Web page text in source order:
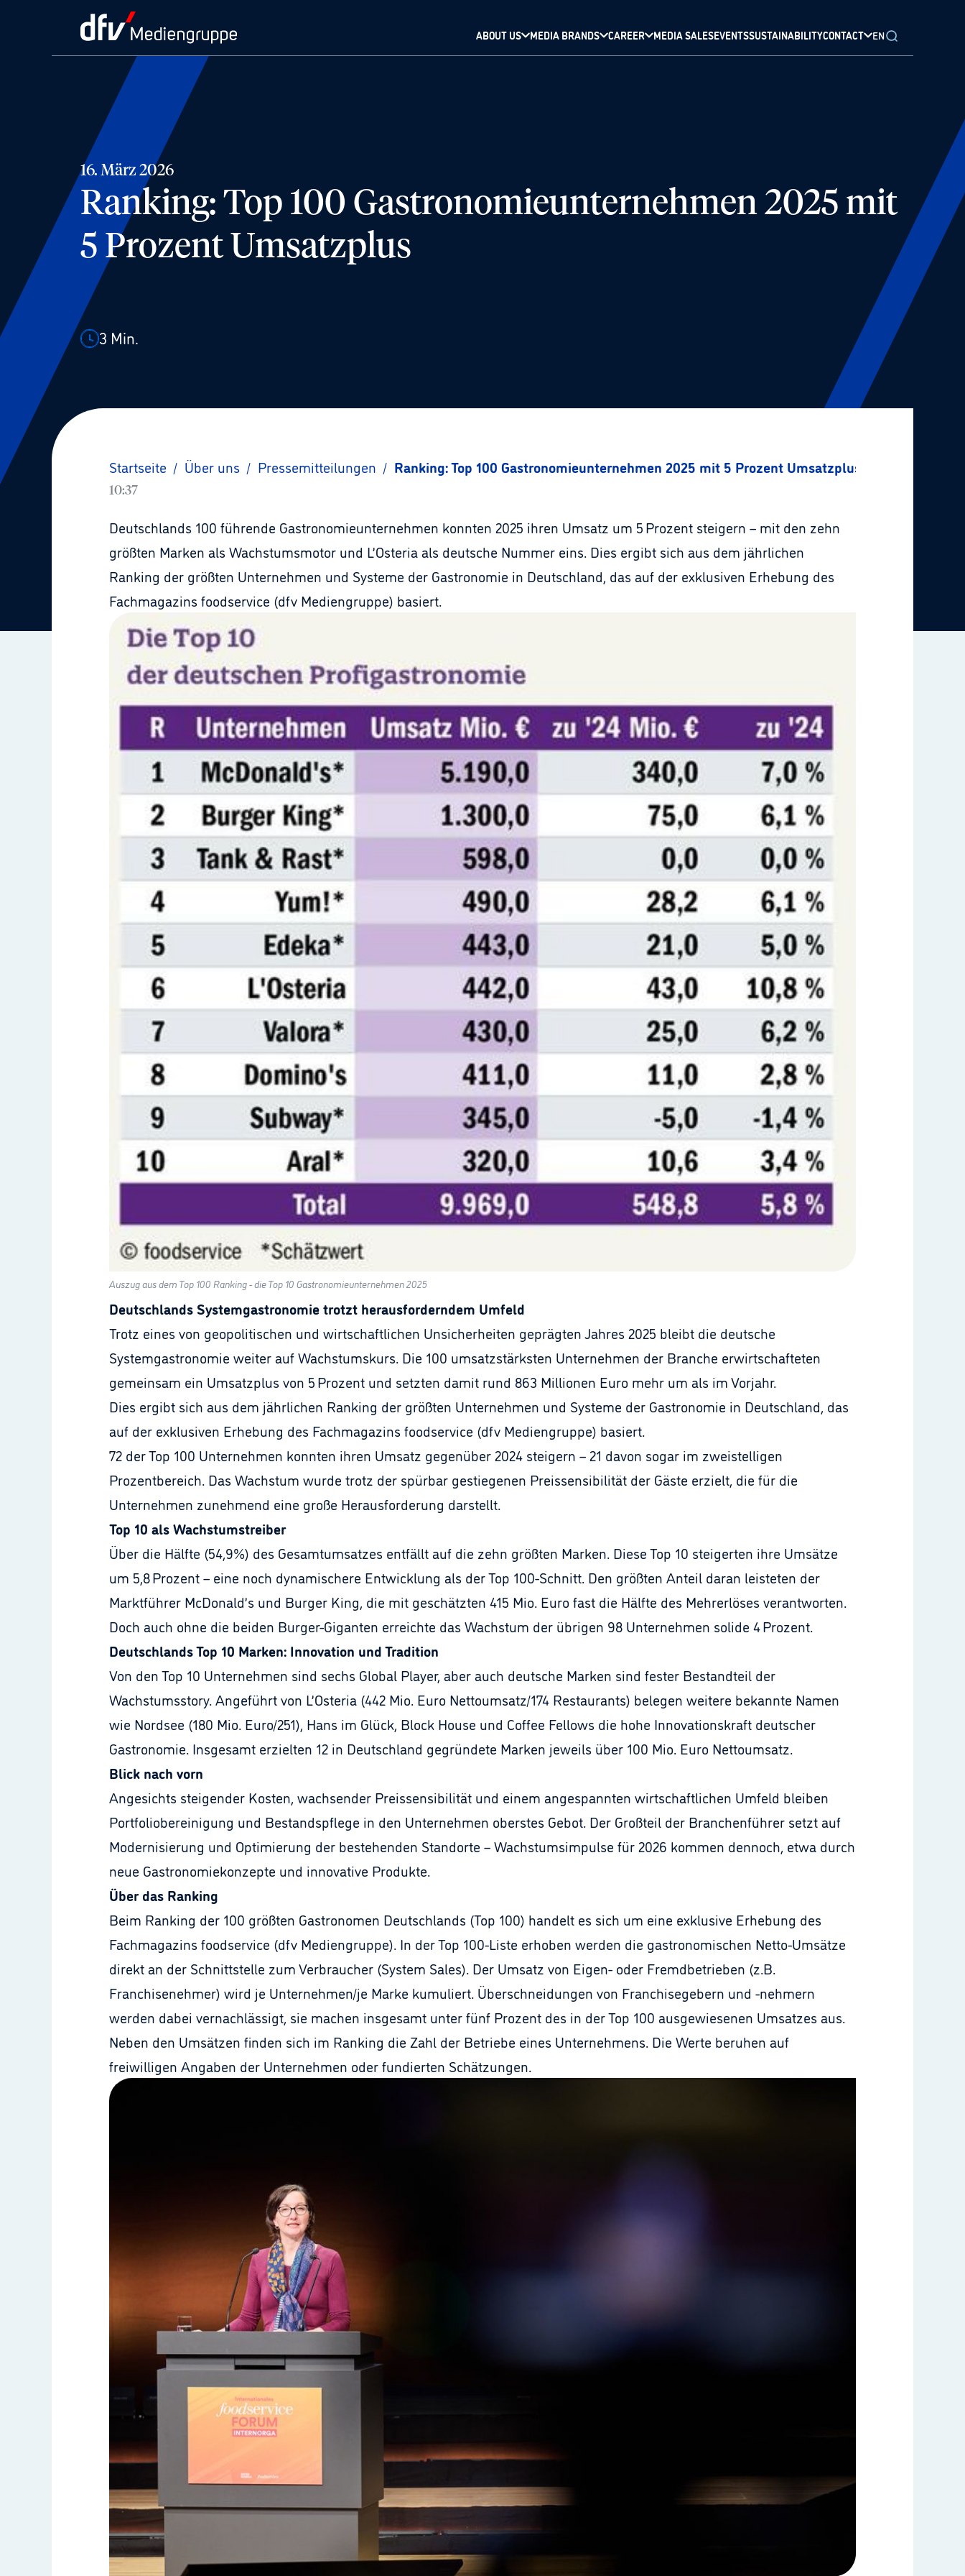
ABOUT US MEDIA BRANDS CAREER MEDIA SALESEVENTSSUSTAINABILITYCONTACT EN
16. März 2026
Ranking: Top 100 Gastronomieunternehmen 2025 mit
5 Prozent Umsatzplus
3 Min.
Startseite / Über uns / Pressemitteilungen / Ranking: Top 100 Gastronomieunternehmen 2025 mit 5 Prozent Umsatzplus
10:37
Deutschlands 100 führende Gastronomieunternehmen konnten 2025 ihren Umsatz um 5 Prozent steigern – mit den zehn
größten Marken als Wachstumsmotor und L’Osteria als deutsche Nummer eins. Dies ergibt sich aus dem jährlichen
Ranking der größten Unternehmen und Systeme der Gastronomie in Deutschland, das auf der exklusiven Erhebung des
Fachmagazins foodservice (dfv Mediengruppe) basiert.
Auszug aus dem Top 100 Ranking - die Top 10 Gastronomieunternehmen 2025
Deutschlands Systemgastronomie trotzt herausforderndem Umfeld
Trotz eines von geopolitischen und wirtschaftlichen Unsicherheiten geprägten Jahres 2025 bleibt die deutsche
Systemgastronomie weiter auf Wachstumskurs. Die 100 umsatzstärksten Unternehmen der Branche erwirtschafteten
gemeinsam ein Umsatzplus von 5 Prozent und setzten damit rund 863 Millionen Euro mehr um als im Vorjahr.
Dies ergibt sich aus dem jährlichen Ranking der größten Unternehmen und Systeme der Gastronomie in Deutschland, das
auf der exklusiven Erhebung des Fachmagazins foodservice (dfv Mediengruppe) basiert.
72 der Top 100 Unternehmen konnten ihren Umsatz gegenüber 2024 steigern – 21 davon sogar im zweistelligen
Prozentbereich. Das Wachstum wurde trotz der spürbar gestiegenen Preissensibilität der Gäste erzielt, die für die
Unternehmen zunehmend eine große Herausforderung darstellt.
Top 10 als Wachstumstreiber
Über die Hälfte (54,9%) des Gesamtumsatzes entfällt auf die zehn größten Marken. Diese Top 10 steigerten ihre Umsätze
um 5,8 Prozent – eine noch dynamischere Entwicklung als der Top 100-Schnitt. Den größten Anteil daran leisteten der
Marktführer McDonald’s und Burger King, die mit geschätzten 415 Mio. Euro fast die Hälfte des Mehrerlöses verantworten.
Doch auch ohne die beiden Burger-Giganten erreichte das Wachstum der übrigen 98 Unternehmen solide 4 Prozent.
Deutschlands Top 10 Marken: Innovation und Tradition
Von den Top 10 Unternehmen sind sechs Global Player, aber auch deutsche Marken sind fester Bestandteil der
Wachstumsstory. Angeführt von L’Osteria (442 Mio. Euro Nettoumsatz/174 Restaurants) belegen weitere bekannte Namen
wie Nordsee (180 Mio. Euro/251), Hans im Glück, Block House und Coffee Fellows die hohe Innovationskraft deutscher
Gastronomie. Insgesamt erzielten 12 in Deutschland gegründete Marken jeweils über 100 Mio. Euro Nettoumsatz.
Blick nach vorn
Angesichts steigender Kosten, wachsender Preissensibilität und einem angespannten wirtschaftlichen Umfeld bleiben
Portfoliobereinigung und Bestandspflege in den Unternehmen oberstes Gebot. Der Großteil der Branchenführer setzt auf
Modernisierung und Optimierung der bestehenden Standorte – Wachstumsimpulse für 2026 kommen dennoch, etwa durch
neue Gastronomiekonzepte und innovative Produkte.
Über das Ranking
Beim Ranking der 100 größten Gastronomen Deutschlands (Top 100) handelt es sich um eine exklusive Erhebung des
Fachmagazins foodservice (dfv Mediengruppe). In der Top 100-Liste erhoben werden die gastronomischen Netto-Umsätze
direkt an der Schnittstelle zum Verbraucher (System Sales). Der Umsatz von Eigen- oder Fremdbetrieben (z.B.
Franchisenehmer) wird je Unternehmen/je Marke kumuliert. Überschneidungen von Franchisegebern und -nehmern
werden dabei vernachlässigt, sie machen insgesamt unter fünf Prozent des in der Top 100 ausgewiesenen Umsatzes aus.
Neben den Umsätzen finden sich im Ranking die Zahl der Betriebe eines Unternehmens. Die Werte beruhen auf
freiwilligen Angaben der Unternehmen oder fundierten Schätzungen.